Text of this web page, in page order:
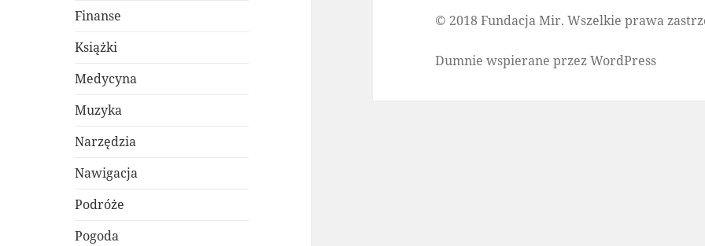
Finanse
Książki
Medycyna
Muzyka
Narzędzia
Nawigacja
Podróże
Pogoda
© 2018 Fundacja Mir. Wszelkie prawa
Dumnie wspierane przez WordPress